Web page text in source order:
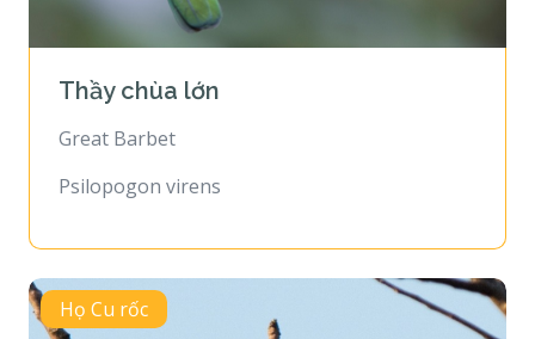
Thầy chùa lớn
Great Barbet
Psilopogon virens
Họ Cu rốc